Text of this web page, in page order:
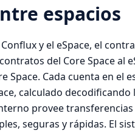
espacios
y el eSpace, el
del Core Space al
Space. Cada cuenta en el
calculado
provee transferencias
seguras y rápidas. El